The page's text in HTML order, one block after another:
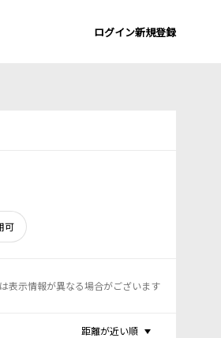
ログイン新規登録
可
表示情報が異なる場合がございます
距離が近い順